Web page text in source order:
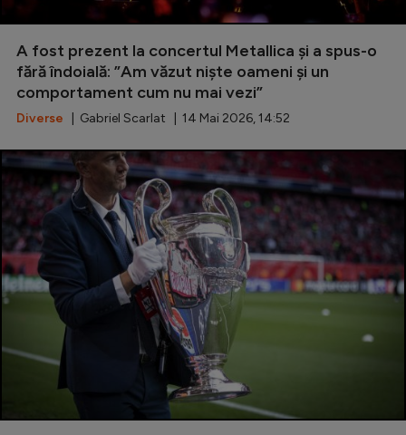
A fost prezent la concertul Metallica și a spus-o
fără îndoială: ”Am văzut niște oameni și un
comportament cum nu mai vezi”
Diverse | Gabriel Scarlat | 14 Mai 2026, 14:52